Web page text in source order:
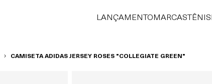
LANÇAMENTO MARCAS TÊNIS
CAMISETA ADIDAS JERSEY ROSES "COLLEGIATE GREEN"